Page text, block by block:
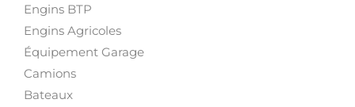
Engins BTP
Engins Agricoles
Équipement Garage
Camions
Bateaux